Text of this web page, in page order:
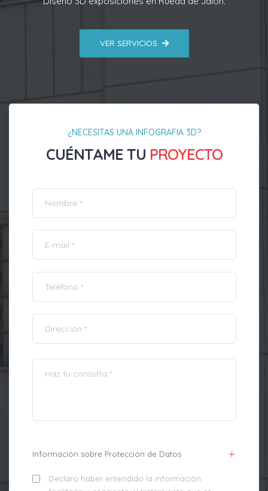
VER SERVICIOS
¿NECESITAS UNA INFOGRAFIA 3D?
CUÉNTAME TU PROYECTO
Información sobre Protección de Datos
Declaro haber entendido la información